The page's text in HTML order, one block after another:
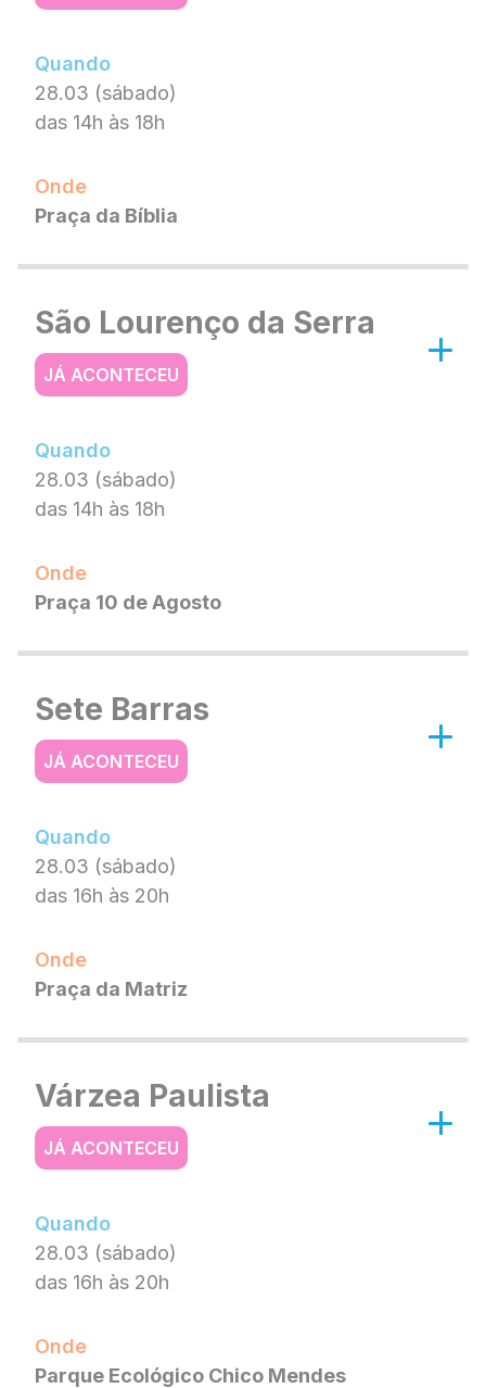
Quando
28.03 (sábado)
das 14h às 18h
Onde
Praça da Bíblia
São Lourenço da Serra
JÁ ACONTECEU
Quando
28.03 (sábado)
das 14h às 18h
Onde
Praça 10 de Agosto
Sete Barras
JÁ ACONTECEU
Quando
28.03 (sábado)
das 16h às 20h
Onde
Praça da Matriz
Várzea Paulista
JÁ ACONTECEU
Quando
28.03 (sábado)
das 16h às 20h
Onde
Parque Ecológico Chico Mendes